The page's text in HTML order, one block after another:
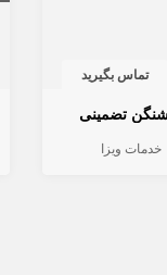
تماس بگیرید
شنگن تضمینی
خدمات ویزا